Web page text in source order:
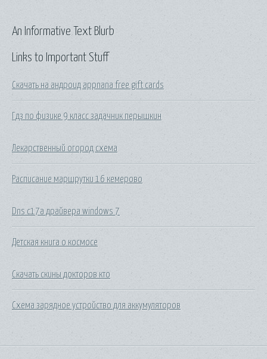
Links to Important Stuff
Скачать на андроид appnana free gift cards
Гдз по физике 9 класс задачник перышкин
Лекарственный огород схема
Расписание маршрутки 16 кемерово
Dns c17a драйвера windows 7
Детская книга о космосе
Скачать скины докторов кто
Схема зарядное устройство для аккумуляторов
An Informative Text Blurb